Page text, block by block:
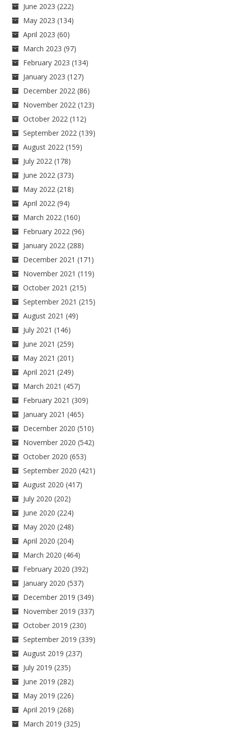
June 2023 (222)
May 2023 (134)
April 2023 (60)
March 2023 (97)
February 2023 (134)
January 2023 (127)
December 2022 (86)
November 2022 (123)
October 2022 (112)
September 2022 (139)
August 2022 (159)
July 2022 (178)
June 2022 (373)
May 2022 (218)
April 2022 (94)
March 2022 (160)
February 2022 (96)
January 2022 (288)
December 2021 (171)
November 2021 (119)
October 2021 (215)
September 2021 (215)
August 2021 (49)
July 2021 (146)
June 2021 (259)
May 2021 (201)
April 2021 (249)
March 2021 (457)
February 2021 (309)
January 2021 (465)
December 2020 (510)
November 2020 (542)
October 2020 (653)
September 2020 (421)
August 2020 (417)
July 2020 (202)
June 2020 (224)
May 2020 (248)
April 2020 (204)
March 2020 (464)
February 2020 (392)
January 2020 (537)
December 2019 (349)
November 2019 (337)
October 2019 (230)
September 2019 (339)
August 2019 (237)
July 2019 (235)
June 2019 (282)
May 2019 (226)
April 2019 (268)
March 2019 (325)